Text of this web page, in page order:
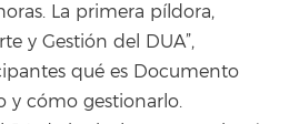
La primera píldora,
y Gestión del DUA”,
qué es Documento
y cómo gestionarlo.